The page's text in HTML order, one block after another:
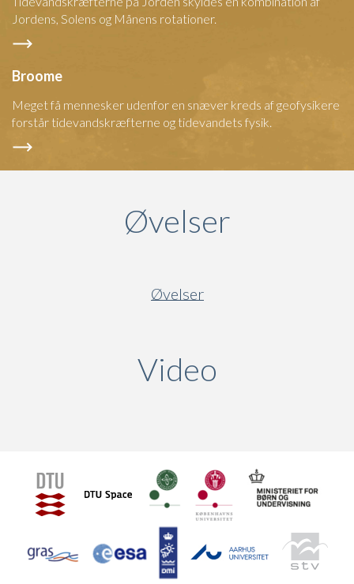
Jordens, Solens og Månens rotationer.
Broome
Meget få mennesker udenfor en snæver kreds af geofysikere
forstår tidevandskræfterne og tidevandets fysik.
Øvelser
Øvelser
Video